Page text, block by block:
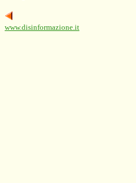
www.disinformazione.it